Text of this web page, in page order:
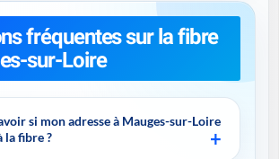
fréquentes sur la fibre
sur-Loire
si mon adresse à Mauges-sur-Loire
la fibre ?